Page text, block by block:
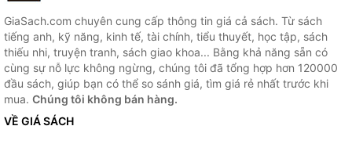
GiaSach.com chuyên cung cấp thông tin giá cả sách. Từ sách
tiếng anh, kỹ năng, kinh tế, tài chính, tiểu thuyết, học tập, sách
thiếu nhi, truyện tranh, sách giao khoa... Bằng khả năng sẵn có
cùng sự nỗ lực không ngừng, chúng tôi đã tổng hợp hơn 120000
đầu sách, giúp bạn có thể so sánh giá, tìm giá rẻ nhất trước khi
mua. Chúng tôi không bán hàng.
VỀ GIÁ SÁCH